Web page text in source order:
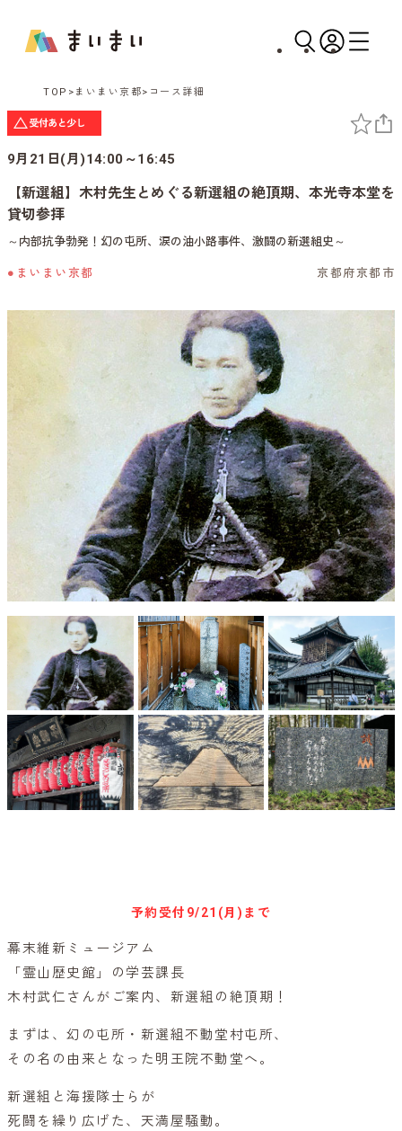
TOP まいまい京都 コース詳細
9月21日(月)14:00～16:45
【新選組】木村先生とめぐる新選組の絶頂期、本光寺本堂を
貸切参拝
～内部抗争勃発！幻の屯所、涙の油小路事件、激闘の新選組史～
●まいまい京都 京都府京都市
予約受付 9/21(月)まで
幕末維新ミュージアム
「霊山歴史館」の学芸課長
木村武仁さんがご案内、新選組の絶頂期！
まずは、幻の屯所・新選組不動堂村屯所、
その名の由来となった明王院不動堂へ。
新選組と海援隊士らが
死闘を繰り広げた、天満屋騒動。